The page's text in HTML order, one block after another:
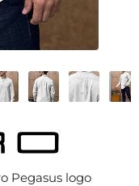
Pegasus logo